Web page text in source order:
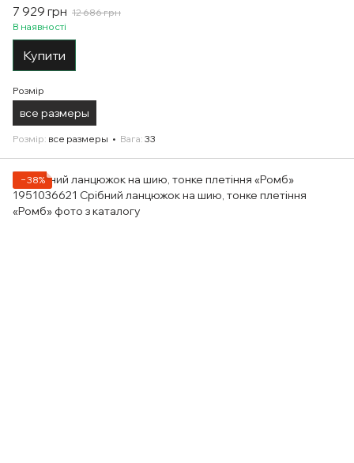
7 929 грн 12 686 грн
В наявності
Купити
Розмір
все размеры
Розмір все размеры Вага 33
−38%